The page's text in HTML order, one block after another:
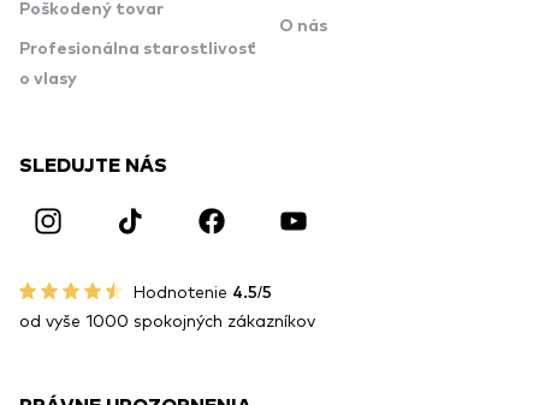
Poškodený tovar
Profesionálna starostlivosť
o vlasy
O nás
SLEDUJTE NÁS
Hodnotenie 4.5/5
od vyše 1000 spokojných zákazníkov